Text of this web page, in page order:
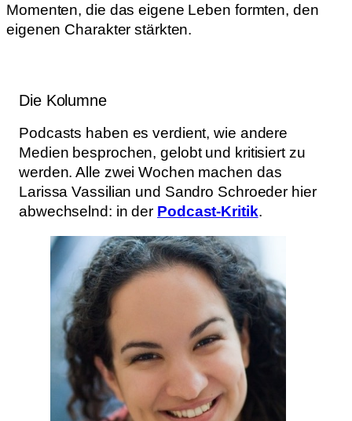
Momenten, die das eigene Leben formten, den
eigenen Charakter stärkten.
Die Kolumne
Podcasts haben es verdient, wie andere
Medien besprochen, gelobt und kritisiert zu
werden. Alle zwei Wochen machen das
Larissa Vassilian und Sandro Schroeder hier
abwechselnd: in der Podcast-Kritik.